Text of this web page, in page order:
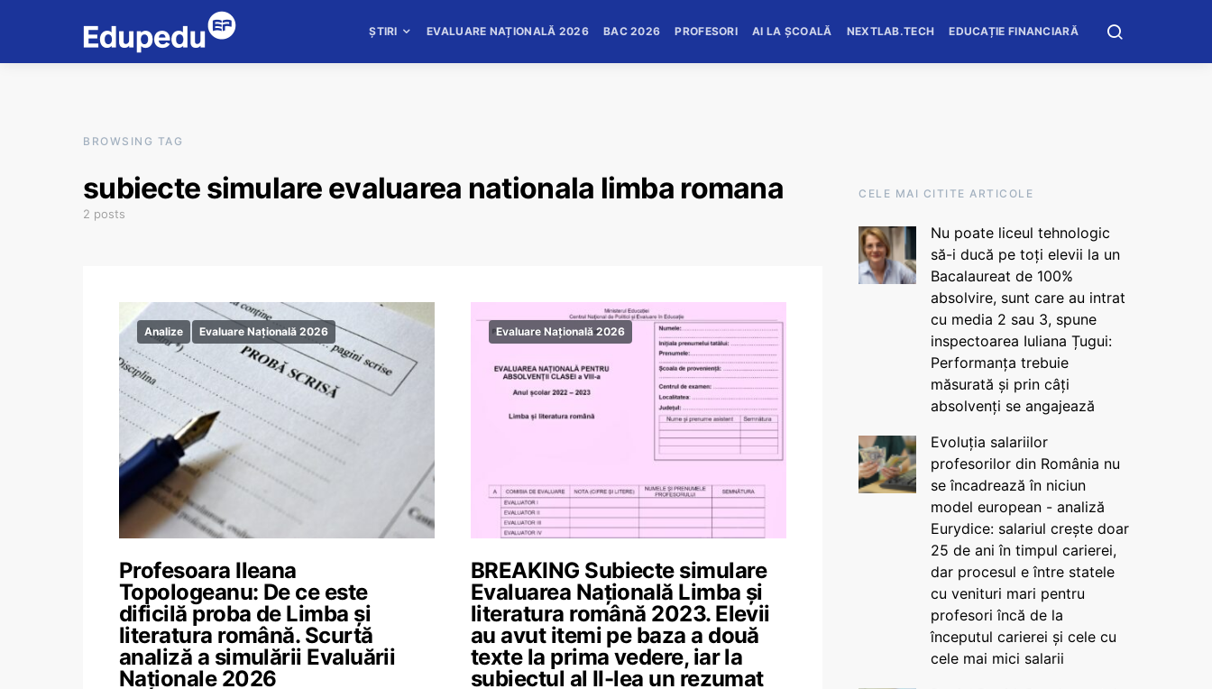
ȘTIRI EVALUARE NAȚIONALĂ 2026 BAC 2026 PROFESORI AI LA ȘCOALĂ NEXTLAB.TECH EDUCAȚIE FINANCIARĂ
BROWSING TAG
subiecte simulare evaluarea nationala limba romana
2 posts
Analize Evaluare Națională 2026
Profesoara Ileana
Topologeanu: De ce este
dificilă proba de Limba și
literatura română. Scurtă
analiză a simulării Evaluării
Naționale 2026
Evaluare Națională 2026
BREAKING Subiecte simulare
Evaluarea Națională Limba și
literatura română 2023. Elevii
au avut itemi pe baza a două
texte la prima vedere, iar la
subiectul al II-lea un rezumat
CELE MAI CITITE ARTICOLE
Nu poate liceul tehnologic
să-i ducă pe toți elevii la un
Bacalaureat de 100%
absolvire, sunt care au intrat
cu media 2 sau 3, spune
inspectoarea Iuliana Țugui:
Performanța trebuie
măsurată și prin câți
absolvenți se angajează
Evoluția salariilor
profesorilor din România nu
se încadrează în niciun
model european - analiză
Eurydice: salariul crește doar
25 de ani în timpul carierei,
dar procesul e între statele
cu venituri mari pentru
profesori încă de la
începutul carierei și cele cu
cele mai mici salarii